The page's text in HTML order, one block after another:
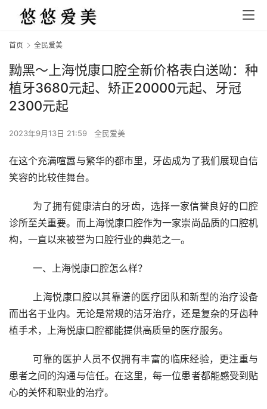
首页 全民爱美
黝黑～上海悦康口腔全新价格表白送呦：种
植牙3680元起、矫正20000元起、牙冠
2300元起
2023年9月13日 21:59 全民爱美
在这个充满喧嚣与繁华的都市里，牙齿成为了我们展现自信
笑容的比较佳舞台。
诊所至关重要。而上海悦康口腔作为一家崇尚品质的口腔机
构，一直以来被誉为口腔行业的典范之一。
	一、上海悦康口腔怎么样？
而出名于业内。无论是常规的洁牙治疗，还是复杂的牙齿种
植手术，上海悦康口腔都能提供高质量的医疗服务。
患者之间的沟通与信任。在这里，每一位患者都能感受到贴
心的关怀和职业的治疗。